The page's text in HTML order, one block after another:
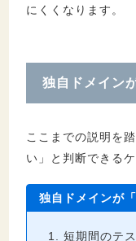
にくくなります。
独自ドメイン
ここまでの説明を
い」と判断できる
独自ドメインが
短期間のテ